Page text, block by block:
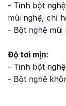
- Tinh bột
mùi nghệ, chỉ
- Bột nghệ mùi
Độ tơi mịn:
- Tinh bột
- Bột nghệ